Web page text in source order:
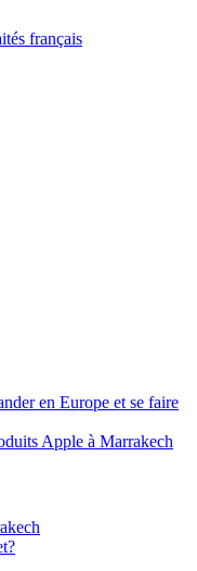
en Europe et se faire
Apple à Marrakech